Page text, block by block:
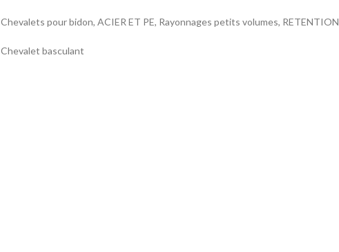
Chevalets pour bidon, ACIER ET PE, Rayonnages petits volumes, RETENTION
Chevalet basculant